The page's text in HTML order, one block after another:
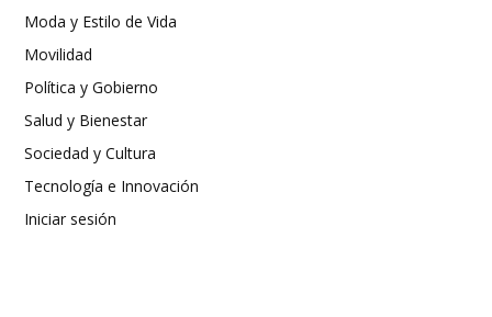
Moda y Estilo de Vida
Movilidad
Política y Gobierno
Salud y Bienestar
Sociedad y Cultura
Tecnología e Innovación
Iniciar sesión